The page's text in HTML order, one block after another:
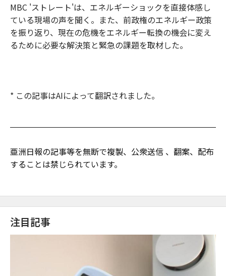
MBC 'ストレート'は、エネルギーショックを直接体感し
ている現場の声を聞く。また、前政権のエネルギー政策
を振り返り、現在の危機をエネルギー転換の機会に変え
るために必要な解決策と緊急の課題を取材した。
* この記事はAIによって翻訳されました。
亜洲日報の記事等を無断で複製、公衆送信 、翻案、配布
することは禁じられています。
注目記事